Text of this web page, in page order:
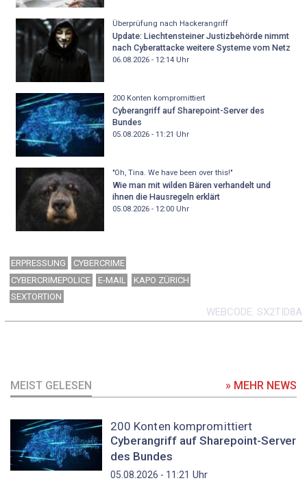
Überprüfung nach Hackerangriff
Update: Liechtensteiner Justizbehörde nimmt
nach Cyberattacke weitere Systeme vom Netz
06.08.2026 - 12:14Uhr
200 Konten kompromittiert
Cyberangriff auf Sharepoint-Server des
Bundes
05.08.2026 - 11:21 Uhr
"Oh, Tina. We have been over this!"
Wie man mit wilden Bären verhandelt und
ihnen die Hausregeln erklärt
05.08.2026 - 12:00Uhr
ERPRESSUNG
CYBERCRIME
CYBERCRIMEPOLICE
E-MAIL
KAPO ZÜRICH
SEXTORTION
WEBCODE SX2TID8A
MEIST GELESEN » MEHR NEWS
200 Konten kompromittiert
Cyberangriff auf Sharepoint-Server
des Bundes
05.08.2026 - 11:21 Uhr